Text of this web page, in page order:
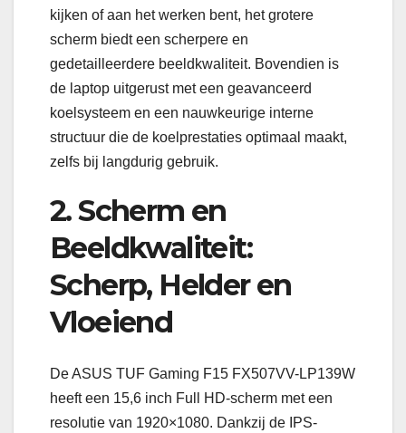
kijken of aan het werken bent, het grotere
scherm biedt een scherpere en
gedetailleerdere beeldkwaliteit. Bovendien is
de laptop uitgerust met een geavanceerd
koelsysteem en een nauwkeurige interne
structuur die de koelprestaties optimaal maakt,
zelfs bij langdurig gebruik.
2. Scherm en
Beeldkwaliteit:
Scherp, Helder en
Vloeiend
De ASUS TUF Gaming F15 FX507VV-LP139W
heeft een 15,6 inch Full HD-scherm met een
resolutie van 1920×1080. Dankzij de IPS-